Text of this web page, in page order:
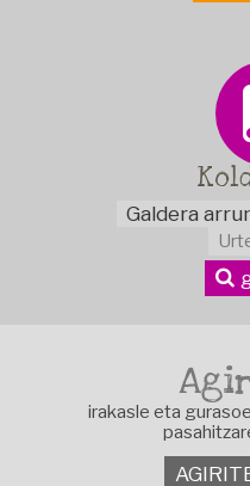
Galdera
irakasle eta